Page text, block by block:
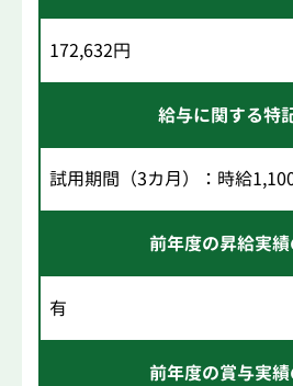
172,632円
給与に関する特
試用期間（3カ月）：時給
前年度の昇給実
有
前年度の賞与実